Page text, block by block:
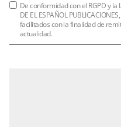
De conformidad con el RGPD y la
DE EL ESPAÑOL
facilitados con la finalidad de
actualidad.